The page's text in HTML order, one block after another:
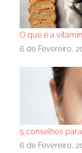
O que é a
6 de Fevereiro,
5 conselhos
6 de Fevereiro,